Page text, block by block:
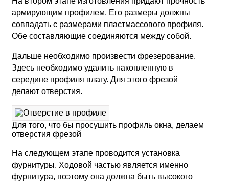
армирующим профилем. Его размеры должны
совпадать с размерами пластмассового профиля.
Обе составляющие соединяются между собой.
Дальше необходимо произвести фрезерование.
Здесь необходимо удалить накопленную в
середине профиля влагу. Для этого фрезой
делают отверстия.
Для того, что бы просушить профиль окна, делаем
отверстия фрезой
На следующем этапе проводится установка
фурнитуры. Ходовой частью является именно
фурнитура, поэтому она должна быть высокого